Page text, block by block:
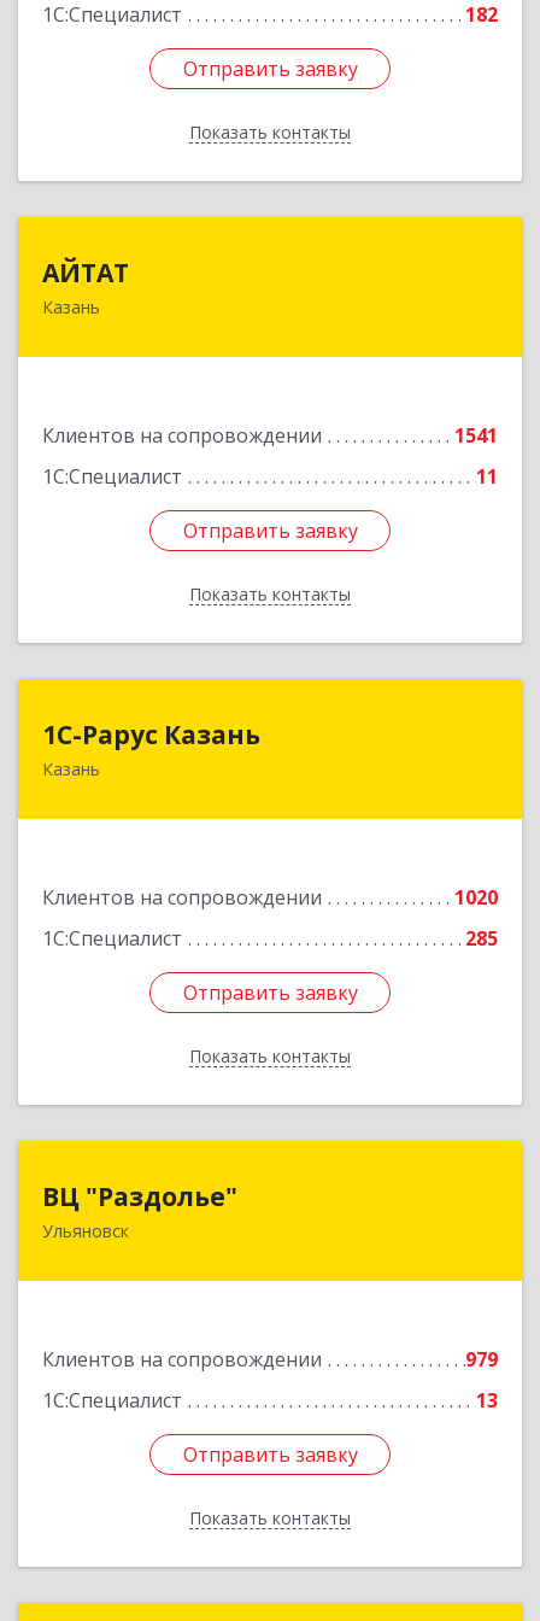
1С:Специалист 182
Отправить заявку
Показать контакты
Отправить заявку
Назад
АЙТАТ
Казань
Клиентов на сопровождении
1541
1С:Специалист
11
Отправить заявку
Показать контакты
Подробнее
Отправить заявку
Назад
1С-Рарус Казань
Казань
Клиентов на сопровождении
1020
1С:Специалист
285
Отправить заявку
Показать контакты
420088, Татарстан Респ, Казань г, Победы пр-
Отправить заявку
Назад
ВЦ "Раздолье"
Ульяновск
Клиентов на сопровождении
979
1С:Специалист
13
Отправить заявку
Показать контакты
432001, Ульяновская обл, Ульяновск г, Марата
Отправить заявку
Назад